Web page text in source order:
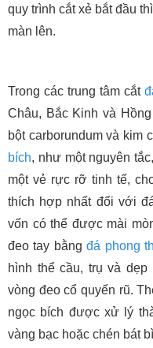
quy trình cắt xẻ bắt đầu
màn lên.
Trong các trung tâm cắt
Châu, Bắc Kinh và
bột carborundum và
bích, như một nguyên
một vẻ rực rỡ tinh tế,
thích hợp nhất đối với
vốn có thể được mài
đeo tay bằngđá phong
hình thể cầu, trụ và
vòng đeo cổ quyến rũ.
ngọc bích được xử lý
vàng bạc hoặc chén bát